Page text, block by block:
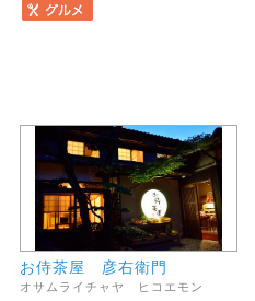
お侍茶屋 彦右衛門
オサムライチャヤ ヒコエモン